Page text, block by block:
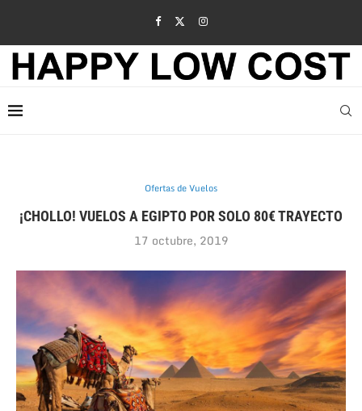
Ofertas de Vuelos
¡CHOLLO! VUELOS A EGIPTO POR SOLO 80€ TRAYECTO
17 octubre, 2019